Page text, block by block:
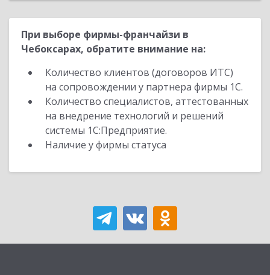
При выборе фирмы-франчайзи в
Чебоксарах, обратите внимание на:
Количество клиентов (договоров ИТС)
на сопровождении у партнера фирмы 1С.
Количество специалистов, аттестованных
на внедрение технологий и решений
системы 1С:Предприятие.
Наличие у фирмы статуса